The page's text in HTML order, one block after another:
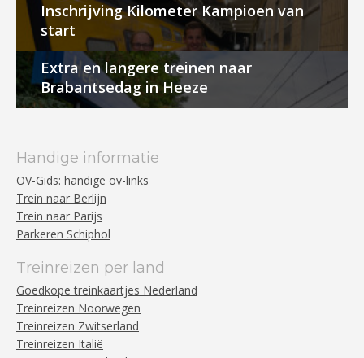
Inschrijving Kilometer Kampioen van
start
Extra en langere treinen naar
Brabantsedag in Heeze
Handige informatie
OV-Gids: handige ov-links
Trein naar Berlijn
Trein naar Parijs
Parkeren Schiphol
Treinreizen per land
Goedkope treinkaartjes Nederland
Treinreizen Noorwegen
Treinreizen Zwitserland
Treinreizen Italië